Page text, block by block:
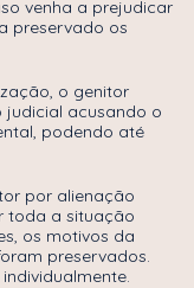
venha a prejudicar
preservado os
o genitor
acusando o
podendo até
por alienação
toda a situação
os motivos da
preservados.